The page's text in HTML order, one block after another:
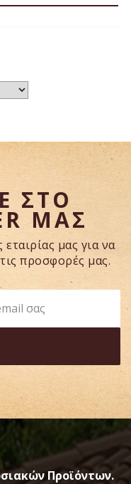
ΣΤΟ
ΜΑΣ
μας για να
προσφορές μας.
Προϊόντων.